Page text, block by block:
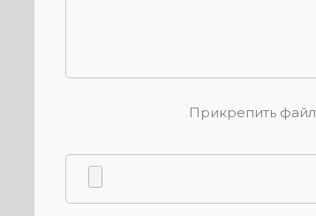
Прикрепить файл